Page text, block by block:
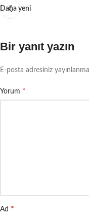
Daha yeni
Bir yanıt yazın
E-posta adresiniz
Yorum *
Ad *